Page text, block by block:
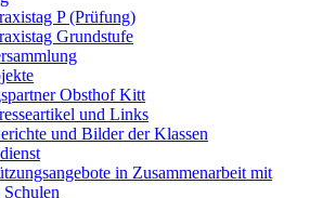
P (Prüfung)
Grundstufe
Obsthof Kitt
und Links
und Bilder der Klassen
in Zusammenarbeit mit
Schulen